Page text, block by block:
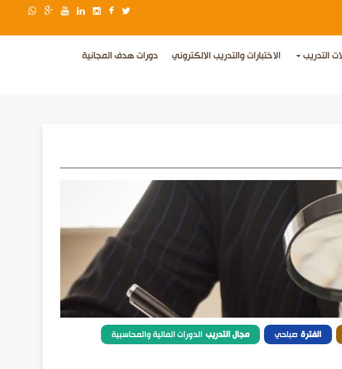
التدريب الاختبارات والتدريب الالكتروني
دورات هدف المجانية
الفترة صباحي مجال التدريب الدورات المالية والمحاسبية